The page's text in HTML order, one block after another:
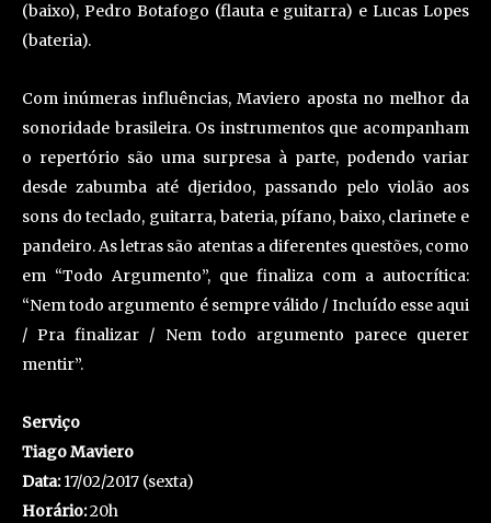
(baixo), Pedro Botafogo (flauta e guitarra) e Lucas Lopes
(bateria).
Com inúmeras influências, Maviero aposta no melhor da
sonoridade brasileira. Os instrumentos que acompanham
o repertório são uma surpresa à parte, podendo variar
desde zabumba até djeridoo, passando pelo violão aos
sons do teclado, guitarra, bateria, pífano, baixo, clarinete e
pandeiro. As letras são atentas a diferentes questões, como
em “Todo Argumento”, que finaliza com a autocrítica:
“Nem todo argumento é sempre válido / Incluído esse aqui
/ Pra finalizar / Nem todo argumento parece querer
mentir”.
Serviço
Tiago Maviero
Data:17/02/2017 (sexta)
Horário:20h